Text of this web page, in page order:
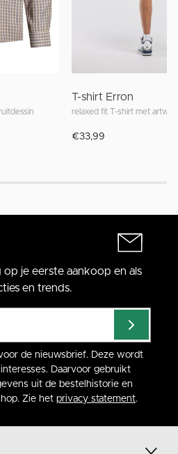
T-shirt Erron
relaxed fit T-shirt met
€33,99
je eerste aankoop en als
en trends.
de nieuwsbrief. Deze wordt
Daarvoor gebruikt
uit de bestelhistorie en
Zie het privacy statement.